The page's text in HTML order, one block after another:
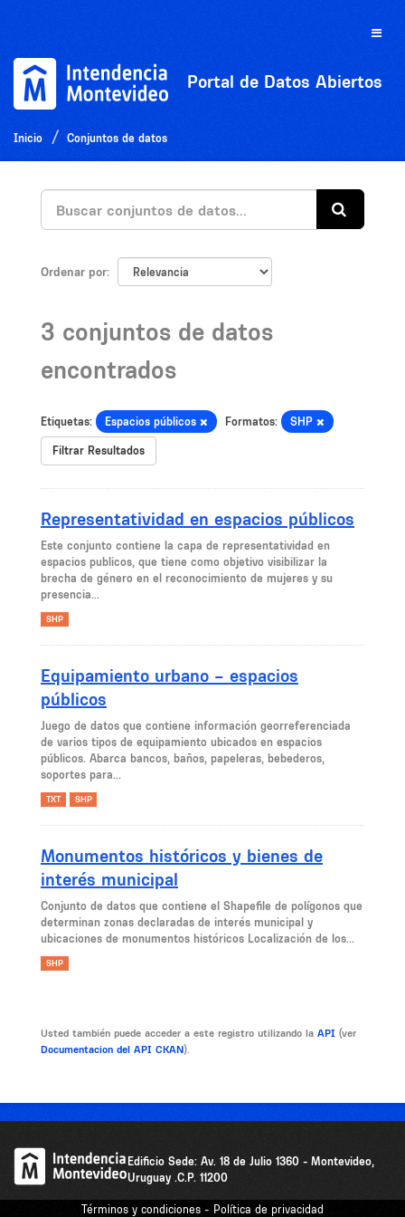
Toggle
Portal de Datos Abiertos
Inicio Conjuntos de datos
Ordenar por
3 conjuntos de datos
encontrados
Etiquetas: Espacios públicos Formatos: SHP
Filtrar Resultados
Representatividad en espacios públicos
Este conjunto contiene la capa de representatividad en
espacios publicos, que tiene como objetivo visibilizar la
brecha de género en el reconocimiento de mujeres y su
presencia...
SHP
Equipamiento urbano – espacios
públicos
Juego de datos que contiene información georreferenciada
de varios tipos de equipamiento ubicados en espacios
públicos. Abarca bancos, baños, papeleras, bebederos,
soportes para...
TXT SHP
Monumentos históricos y bienes de
interés municipal
Conjunto de datos que contiene el Shapefile de polígonos que
determinan zonas declaradas de interés municipal y
ubicaciones de monumentos históricos Localización de los...
SHP
Usted también puede acceder a este registro utilizando la API (ver
Documentacion del API CKAN).
Edificio Sede: Av. 18 de Julio 1360 - Montevideo,
Uruguay .C.P. 11200
Términos y condiciones - Política de privacidad